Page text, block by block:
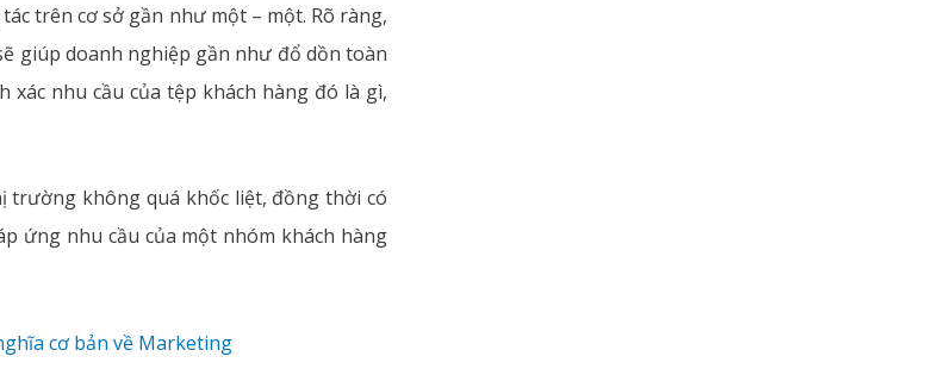
trên cơ sở gần như một – một. Rõ ràng,
giúp doanh nghiệp gần như đổ dồn toàn
nhu cầu của tệp khách hàng đó là gì,
trường không quá khốc liệt, đồng thời có
ứng nhu cầu của một nhóm khách hàng
cơ bản về Marketing